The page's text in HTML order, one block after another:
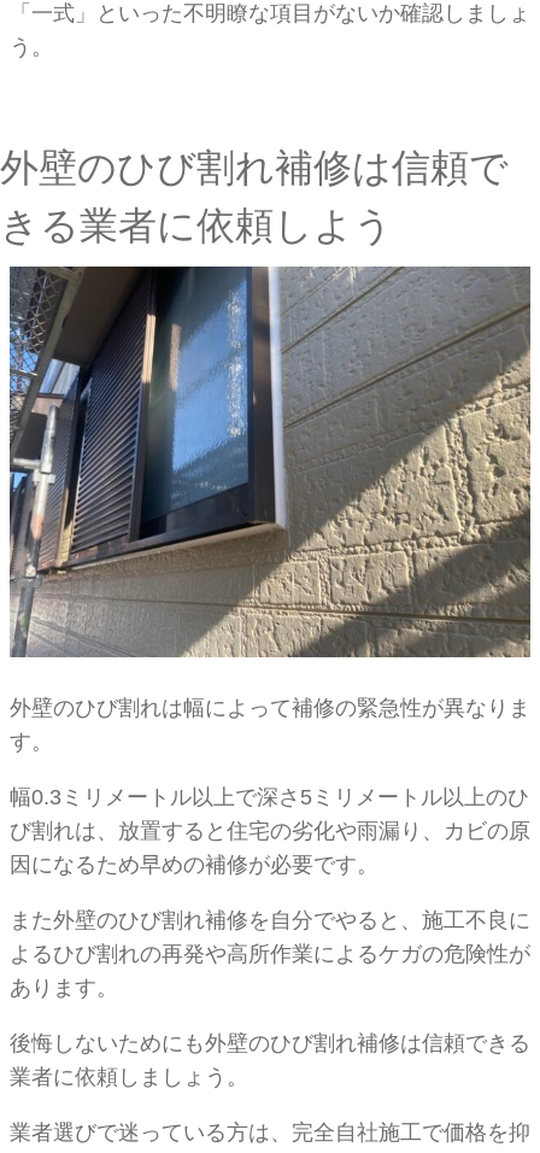
「一式」といった不明瞭な項目がないか確認しましょ
う。
外壁のひび割れ補修は信頼で
きる業者に依頼しよう
外壁のひび割れは幅によって補修の緊急性が異なりま
す。
幅0.3ミリメートル以上で深さ5ミリメートル以上のひ
び割れは、放置すると住宅の劣化や雨漏り、カビの原
因になるため早めの補修が必要です。
また外壁のひび割れ補修を自分でやると、施工不良に
よるひび割れの再発や高所作業によるケガの危険性が
あります。
後悔しないためにも外壁のひび割れ補修は信頼できる
業者に依頼しましょう。
業者選びで迷っている方は、完全自社施工で価格を抑